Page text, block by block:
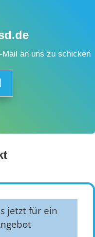
an uns zu schicken
jetzt für ein